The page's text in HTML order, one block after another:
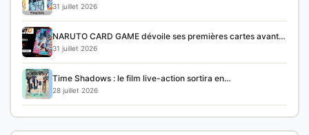
31 juillet 2026
NARUTO CARD GAME dévoile ses premières cartes avant…
31 juillet 2026
Time Shadows : le film live-action sortira en…
28 juillet 2026